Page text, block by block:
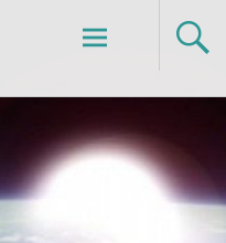
Skip
to